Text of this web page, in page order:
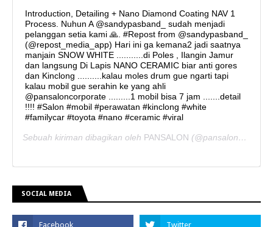
Introduction, Detailing + Nano Diamond Coating NAV 1
Process. Nuhun A @sandypasband_ sudah menjadi
pelanggan setia kami 🙏. #Repost from @sandypasband_
(@repost_media_app) Hari ini ga kemana2 jadi saatnya
manjain SNOW WHITE ...........di Poles , Ilangin Jamur
dan langsung Di Lapis NANO CERAMIC biar anti gores
dan Kinclong ..........kalau moles drum gue ngarti tapi
kalau mobil gue serahin ke yang ahli
@pansaloncorporate .........1 mobil bisa 7 jam .......detail
!!!! #Salon #mobil #perawatan #kinclong #white
#familycar #toyota #nano #ceramic #viral
Sebuah kiriman dibagikan oleh PANSALON (@pansaloncorporate) pada
SOCIAL MEDIA